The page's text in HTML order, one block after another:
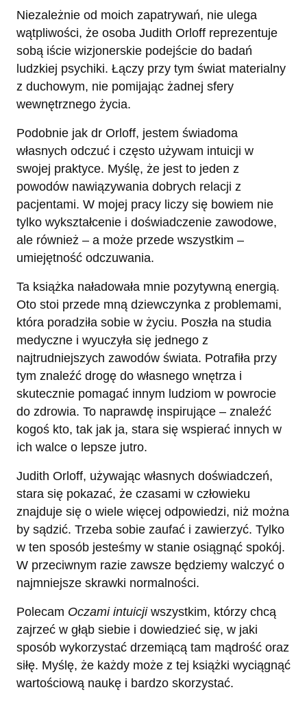
Niezależnie od moich zapatrywań, nie ulega
wątpliwości, że osoba Judith Orloff reprezentuje
sobą iście wizjonerskie podejście do badań
ludzkiej psychiki. Łączy przy tym świat materialny
z duchowym, nie pomijając żadnej sfery
wewnętrznego życia.
Podobnie jak dr Orloff, jestem świadoma
własnych odczuć i często używam intuicji w
swojej praktyce. Myślę, że jest to jeden z
powodów nawiązywania dobrych relacji z
pacjentami. W mojej pracy liczy się bowiem nie
tylko wykształcenie i doświadczenie zawodowe,
ale również – a może przede wszystkim –
umiejętność odczuwania.
Ta książka naładowała mnie pozytywną energią.
Oto stoi przede mną dziewczynka z problemami,
która poradziła sobie w życiu. Poszła na studia
medyczne i wyuczyła się jednego z
najtrudniejszych zawodów świata. Potrafiła przy
tym znaleźć drogę do własnego wnętrza i
skutecznie pomagać innym ludziom w powrocie
do zdrowia. To naprawdę inspirujące – znaleźć
kogoś kto, tak jak ja, stara się wspierać innych w
ich walce o lepsze jutro.
Judith Orloff, używając własnych doświadczeń,
stara się pokazać, że czasami w człowieku
znajduje się o wiele więcej odpowiedzi, niż można
by sądzić. Trzeba sobie zaufać i zawierzyć. Tylko
w ten sposób jesteśmy w stanie osiągnąć spokój.
W przeciwnym razie zawsze będziemy walczyć o
najmniejsze skrawki normalności.
Polecam Oczami intuicjiwszystkim, którzy chcą
zajrzeć w głąb siebie i dowiedzieć się, w jaki
sposób wykorzystać drzemiącą tam mądrość oraz
siłę. Myślę, że każdy może z tej książki wyciągnąć
wartościową naukę i bardzo skorzystać.